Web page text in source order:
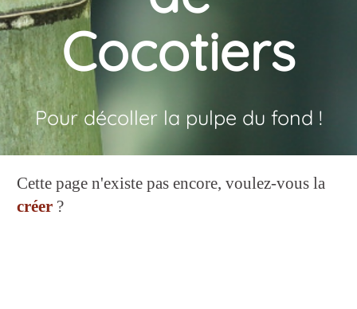
Cocotiers
Pour décoller la pulpe du fond !
Cette page n'existe pas encore, voulez-vous la
créer ?